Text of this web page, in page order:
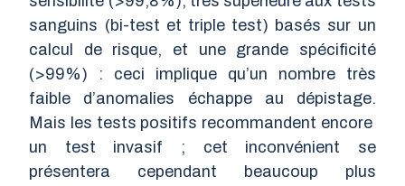
sanguins (bi-test et triple test) basés sur un
calcul de risque, et une grande spécificité
(>99%) : ceci implique qu’un nombre très
faible d’anomalies échappe au dépistage.
Mais les tests positifs recommandent encore
un test invasif ; cet inconvénient se
présentera cependant beaucoup plus